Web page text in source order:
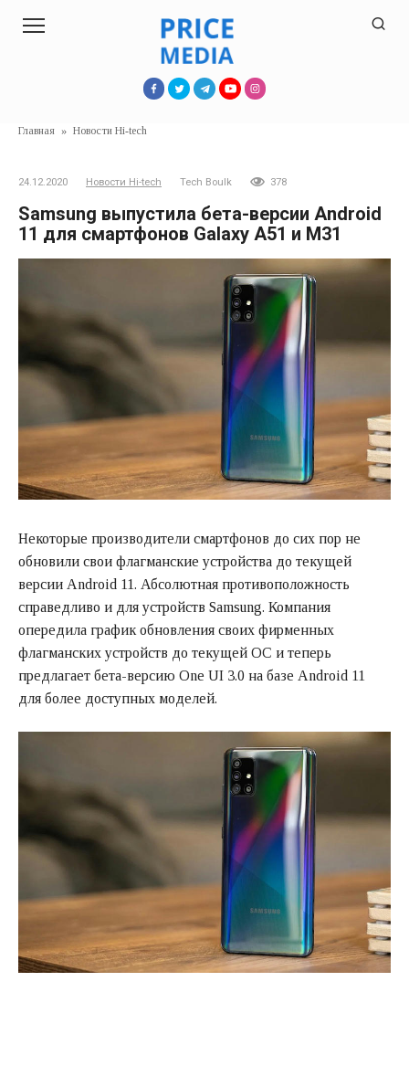
Главная » Новости Hi-tech
24.12.2020 Новости Hi-tech Tech Boulk 378
Samsung выпустила бета-версии Android
11 для смартфонов Galaxy A51 и M31
Некоторые производители смартфонов до сих пор не
обновили свои флагманские устройства до текущей
версии Android 11. Абсолютная противоположность
справедливо и для устройств Samsung. Компания
опередила график обновления своих фирменных
флагманских устройств до текущей ОС и теперь
предлагает бета-версию One UI 3.0 на базе Android 11
для более доступных моделей.